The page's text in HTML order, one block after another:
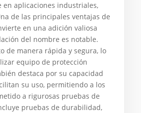
en aplicaciones industriales,
de las principales ventajas de
en una adición valiosa
del nombre es notable.
de manera rápida y segura, lo
equipo de protección
destaca por su capacidad
su uso, permitiendo a los
a rigurosas pruebas de
pruebas de durabilidad,